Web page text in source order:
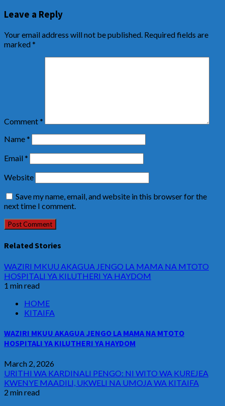
Leave a Reply
Your email address will not be published. Required fields are
marked*
Comment*
Name*
Email*
Website
Save my name, email, and website in this browser for the
next time I comment.
Related Stories
WAZIRI MKUU AKAGUA JENGO LA MAMA NA MTOTO
HOSPITALI YA KILUTHERI YA HAYDOM
1 min read
HOME
KITAIFA
WAZIRI MKUU AKAGUA JENGO LA MAMA NA MTOTO
HOSPITALI YA KILUTHERI YA HAYDOM
March 2, 2026
URITHI WA KARDINALI PENGO: NI WITO WA KUREJEA
KWENYE MAADILI, UKWELI NA UMOJA WA KITAIFA
2 min read